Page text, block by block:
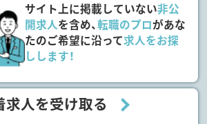
サイト上に掲載していない非公
開求人を含め、転職のプロがあな
たのご希望に沿って求人をお探
しします！
求人を受け取る